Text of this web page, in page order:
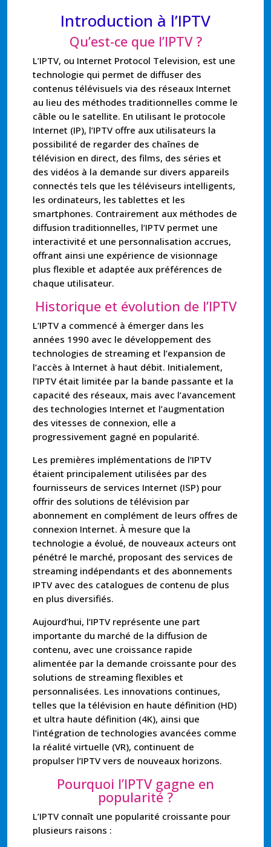
Introduction à l’IPTV
Qu’est-ce que l’IPTV ?
L’IPTV, ou Internet Protocol Television, est une
technologie qui permet de diffuser des
contenus télévisuels via des réseaux Internet
au lieu des méthodes traditionnelles comme le
câble ou le satellite. En utilisant le protocole
Internet (IP), l’IPTV offre aux utilisateurs la
possibilité de regarder des chaînes de
télévision en direct, des films, des séries et
des vidéos à la demande sur divers appareils
connectés tels que les téléviseurs intelligents,
les ordinateurs, les tablettes et les
smartphones. Contrairement aux méthodes de
diffusion traditionnelles, l’IPTV permet une
interactivité et une personnalisation accrues,
offrant ainsi une expérience de visionnage
plus flexible et adaptée aux préférences de
chaque utilisateur.
Historique et évolution de l’IPTV
L’IPTV a commencé à émerger dans les
années 1990 avec le développement des
technologies de streaming et l’expansion de
l’accès à Internet à haut débit. Initialement,
l’IPTV était limitée par la bande passante et la
capacité des réseaux, mais avec l’avancement
des technologies Internet et l’augmentation
des vitesses de connexion, elle a
progressivement gagné en popularité.
Les premières implémentations de l’IPTV
étaient principalement utilisées par des
fournisseurs de services Internet (ISP) pour
offrir des solutions de télévision par
abonnement en complément de leurs offres de
connexion Internet. À mesure que la
technologie a évolué, de nouveaux acteurs ont
pénétré le marché, proposant des services de
streaming indépendants et des abonnements
IPTV avec des catalogues de contenu de plus
en plus diversifiés.
Aujourd’hui, l’IPTV représente une part
importante du marché de la diffusion de
contenu, avec une croissance rapide
alimentée par la demande croissante pour des
solutions de streaming flexibles et
personnalisées. Les innovations continues,
telles que la télévision en haute définition (HD)
et ultra haute définition (4K), ainsi que
l’intégration de technologies avancées comme
la réalité virtuelle (VR), continuent de
propulser l’IPTV vers de nouveaux horizons.
Pourquoi l’IPTV gagne en
popularité ?
L’IPTV connaît une popularité croissante pour
plusieurs raisons :